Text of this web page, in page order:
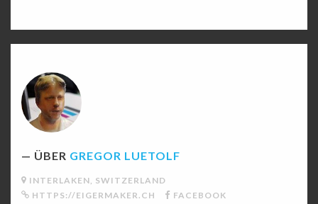
ÜBER GREGOR LUETOLF
INTERLAKEN, SWITZERLAND
HTTPS://EIGERMAKER.CH
FACEBOOK